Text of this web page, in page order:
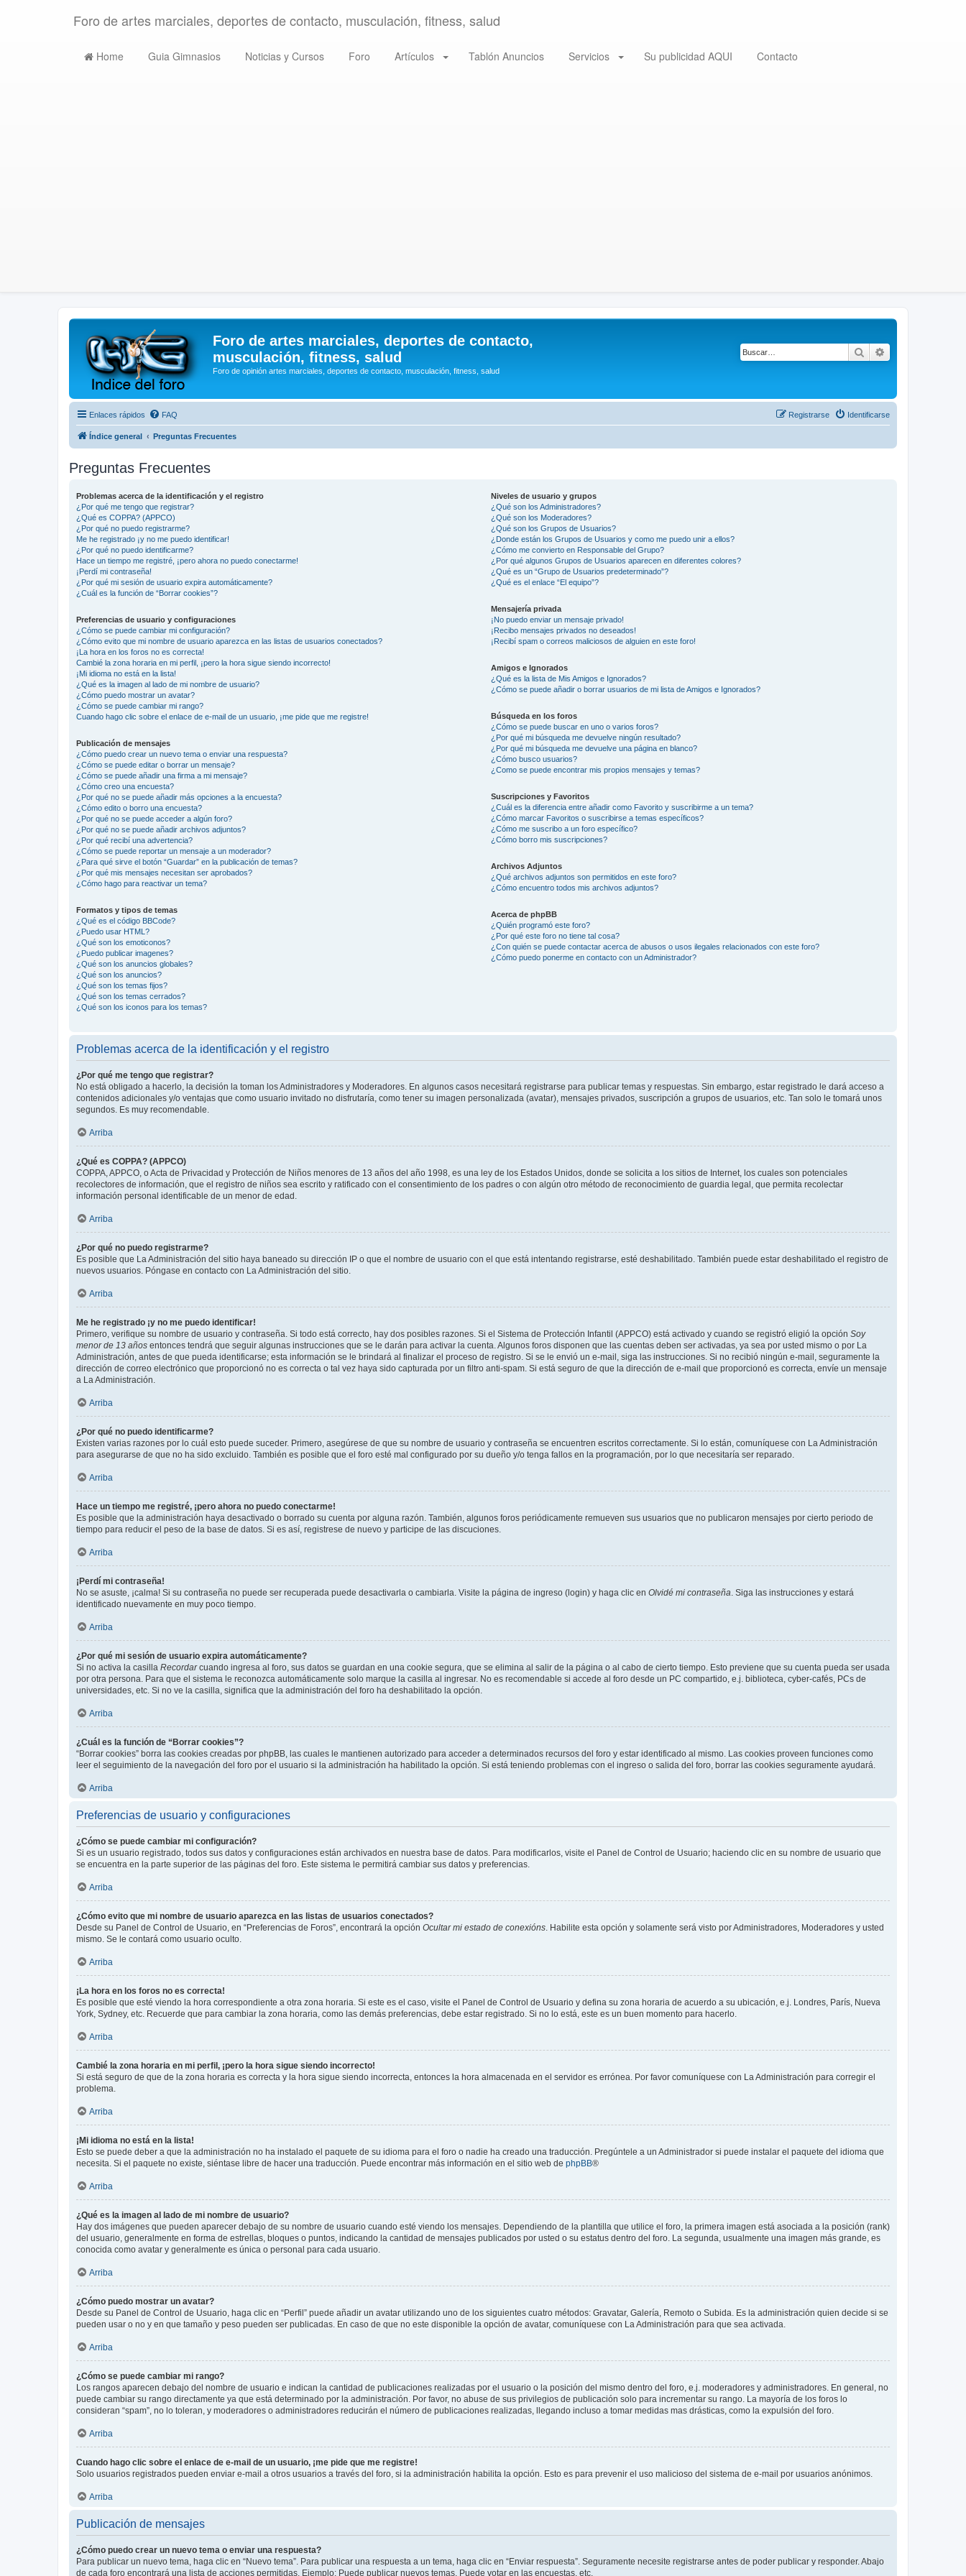
Foro de artes marciales, deportes de contacto, musculación, fitness, salud
Home Guia Gimnasios Noticias y Cursos Foro Artículos Tablón Anuncios Servicios Su publicidad AQUI Contacto
Foro de artes marciales, deportes de contacto,
musculación, fitness, salud
Foro de opinión artes marciales, deportes de contacto, musculación, fitness, salud
Buscar
Enlaces rápidos FAQ Identificarse
Registrarse
Índice general Preguntas Frecuentes
Preguntas Frecuentes
Problemas acerca de la identificación y el registro
¿Por qué me tengo que registrar?
¿Qué es COPPA? (APPCO)
¿Por qué no puedo registrarme?
Me he registrado ¡y no me puedo identificar!
¿Por qué no puedo identificarme?
Hace un tiempo me registré, ¡pero ahora no puedo conectarme!
¡Perdí mi contraseña!
¿Por qué mi sesión de usuario expira automáticamente?
¿Cuál es la función de “Borrar cookies”?
Preferencias de usuario y configuraciones
¿Cómo se puede cambiar mi configuración?
¿Cómo evito que mi nombre de usuario aparezca en las listas de usuarios conectados?
¡La hora en los foros no es correcta!
Cambié la zona horaria en mi perfil, ¡pero la hora sigue siendo incorrecto!
¡Mi idioma no está en la lista!
¿Qué es la imagen al lado de mi nombre de usuario?
¿Cómo puedo mostrar un avatar?
¿Cómo se puede cambiar mi rango?
Cuando hago clic sobre el enlace de e-mail de un usuario, ¡me pide que me registre!
Publicación de mensajes
¿Cómo puedo crear un nuevo tema o enviar una respuesta?
¿Cómo se puede editar o borrar un mensaje?
¿Cómo se puede añadir una firma a mi mensaje?
¿Cómo creo una encuesta?
¿Por qué no se puede añadir más opciones a la encuesta?
¿Cómo edito o borro una encuesta?
¿Por qué no se puede acceder a algún foro?
¿Por qué no se puede añadir archivos adjuntos?
¿Por qué recibí una advertencia?
¿Cómo se puede reportar un mensaje a un moderador?
¿Para qué sirve el botón “Guardar” en la publicación de temas?
¿Por qué mis mensajes necesitan ser aprobados?
¿Cómo hago para reactivar un tema?
Formatos y tipos de temas
¿Qué es el código BBCode?
¿Puedo usar HTML?
¿Qué son los emoticonos?
¿Puedo publicar imagenes?
¿Qué son los anuncios globales?
¿Qué son los anuncios?
¿Qué son los temas fijos?
¿Qué son los temas cerrados?
¿Qué son los iconos para los temas?
Niveles de usuario y grupos
¿Qué son los Administradores?
¿Qué son los Moderadores?
¿Qué son los Grupos de Usuarios?
¿Donde están los Grupos de Usuarios y como me puedo unir a ellos?
¿Cómo me convierto en Responsable del Grupo?
¿Por qué algunos Grupos de Usuarios aparecen en diferentes colores?
¿Qué es un “Grupo de Usuarios predeterminado”?
¿Qué es el enlace “El equipo”?
Mensajería privada
¡No puedo enviar un mensaje privado!
¡Recibo mensajes privados no deseados!
¡Recibí spam o correos maliciosos de alguien en este foro!
Amigos e Ignorados
¿Qué es la lista de Mis Amigos e Ignorados?
¿Cómo se puede añadir o borrar usuarios de mi lista de Amigos e Ignorados?
Búsqueda en los foros
¿Cómo se puede buscar en uno o varios foros?
¿Por qué mi búsqueda me devuelve ningún resultado?
¿Por qué mi búsqueda me devuelve una página en blanco?
¿Cómo busco usuarios?
¿Como se puede encontrar mis propios mensajes y temas?
Suscripciones y Favoritos
¿Cuál es la diferencia entre añadir como Favorito y suscribirme a un tema?
¿Cómo marcar Favoritos o suscribirse a temas específicos?
¿Cómo me suscribo a un foro específico?
¿Cómo borro mis suscripciones?
Archivos Adjuntos
¿Qué archivos adjuntos son permitidos en este foro?
¿Cómo encuentro todos mis archivos adjuntos?
Acerca de phpBB
¿Quién programó este foro?
¿Por qué este foro no tiene tal cosa?
¿Con quién se puede contactar acerca de abusos o usos ilegales relacionados con este foro?
¿Cómo puedo ponerme en contacto con un Administrador?
Problemas acerca de la identificación y el registro
¿Por qué me tengo que registrar?
No está obligado a hacerlo, la decisión la toman los Administradores y Moderadores. En algunos casos necesitará registrarse para publicar temas y respuestas. Sin embargo, estar registrado le dará acceso a
contenidos adicionales y/o ventajas que como usuario invitado no disfrutaría, como tener su imagen personalizada (avatar), mensajes privados, suscripción a grupos de usuarios, etc. Tan solo le tomará unos
segundos. Es muy recomendable.
Arriba
¿Qué es COPPA? (APPCO)
COPPA, APPCO, o Acta de Privacidad y Protección de Niños menores de 13 años del año 1998, es una ley de los Estados Unidos, donde se solicita a los sitios de Internet, los cuales son potenciales
recolectores de información, que el registro de niños sea escrito y ratificado con el consentimiento de los padres o con algún otro método de reconocimiento de guardia legal, que permita recolectar
información personal identificable de un menor de edad.
Arriba
¿Por qué no puedo registrarme?
Es posible que La Administración del sitio haya baneado su dirección IP o que el nombre de usuario con el que está intentando registrarse, esté deshabilitado. También puede estar deshabilitado el registro de
nuevos usuarios. Póngase en contacto con La Administración del sitio.
Arriba
Me he registrado ¡y no me puedo identificar!
Primero, verifique su nombre de usuario y contraseña. Si todo está correcto, hay dos posibles razones. Si el Sistema de Protección Infantil (APPCO) está activado y cuando se registró eligió la opción Soy
menor de 13 años entonces tendrá que seguir algunas instrucciones que se le darán para activar la cuenta. Algunos foros disponen que las cuentas deben ser activadas, ya sea por usted mismo o por La
Administración, antes de que pueda identificarse; esta información se le brindará al finalizar el proceso de registro. Si se le envió un e-mail, siga las instrucciones. Si no recibió ningún e-mail, seguramente la
dirección de correo electrónico que proporcionó no es correcta o tal vez haya sido capturada por un filtro anti-spam. Si está seguro de que la dirección de e-mail que proporcionó es correcta, envíe un mensaje
a La Administración.
Arriba
¿Por qué no puedo identificarme?
Existen varias razones por lo cuál esto puede suceder. Primero, asegúrese de que su nombre de usuario y contraseña se encuentren escritos correctamente. Si lo están, comuníquese con La Administración
para asegurarse de que no ha sido excluido. También es posible que el foro esté mal configurado por su dueño y/o tenga fallos en la programación, por lo que necesitaría ser reparado.
Arriba
Hace un tiempo me registré, ¡pero ahora no puedo conectarme!
Es posible que la administración haya desactivado o borrado su cuenta por alguna razón. También, algunos foros periódicamente remueven sus usuarios que no publicaron mensajes por cierto periodo de
tiempo para reducir el peso de la base de datos. Si es así, registrese de nuevo y participe de las discuciones.
Arriba
¡Perdí mi contraseña!
No se asuste, ¡calma! Si su contraseña no puede ser recuperada puede desactivarla o cambiarla. Visite la página de ingreso (login) y haga clic en Olvidé mi contraseña. Siga las instrucciones y estará
identificado nuevamente en muy poco tiempo.
Arriba
¿Por qué mi sesión de usuario expira automáticamente?
Si no activa la casilla Recordarcuando ingresa al foro, sus datos se guardan en una cookie segura, que se elimina al salir de la página o al cabo de cierto tiempo. Esto previene que su cuenta pueda ser usada
por otra persona. Para que el sistema le reconozca automáticamente solo marque la casilla al ingresar. No es recomendable si accede al foro desde un PC compartido, e.j. biblioteca, cyber-cafés, PCs de
universidades, etc. Si no ve la casilla, significa que la administración del foro ha deshabilitado la opción.
Arriba
¿Cuál es la función de “Borrar cookies”?
“Borrar cookies” borra las cookies creadas por phpBB, las cuales le mantienen autorizado para acceder a determinados recursos del foro y estar identificado al mismo. Las cookies proveen funciones como
leer el seguimiento de la navegación del foro por el usuario si la administración ha habilitado la opción. Si está teniendo problemas con el ingreso o salida del foro, borrar las cookies seguramente ayudará.
Arriba
Preferencias de usuario y configuraciones
¿Cómo se puede cambiar mi configuración?
Si es un usuario registrado, todos sus datos y configuraciones están archivados en nuestra base de datos. Para modificarlos, visite el Panel de Control de Usuario; haciendo clic en su nombre de usuario que
se encuentra en la parte superior de las páginas del foro. Este sistema le permitirá cambiar sus datos y preferencias.
Arriba
¿Cómo evito que mi nombre de usuario aparezca en las listas de usuarios conectados?
Desde su Panel de Control de Usuario, en “Preferencias de Foros”, encontrará la opción Ocultar mi estado de conexións. Habilite esta opción y solamente será visto por Administradores, Moderadores y usted
mismo. Se le contará como usuario oculto.
Arriba
¡La hora en los foros no es correcta!
Es posible que esté viendo la hora correspondiente a otra zona horaria. Si este es el caso, visite el Panel de Control de Usuario y defina su zona horaria de acuerdo a su ubicación, e.j. Londres, París, Nueva
York, Sydney, etc. Recuerde que para cambiar la zona horaria, como las demás preferencias, debe estar registrado. Si no lo está, este es un buen momento para hacerlo.
Arriba
Cambié la zona horaria en mi perfil, ¡pero la hora sigue siendo incorrecto!
Si está seguro de que de la zona horaria es correcta y la hora sigue siendo incorrecta, entonces la hora almacenada en el servidor es errónea. Por favor comuníquese con La Administración para corregir el
problema.
Arriba
¡Mi idioma no está en la lista!
Esto se puede deber a que la administración no ha instalado el paquete de su idioma para el foro o nadie ha creado una traducción. Pregúntele a un Administrador si puede instalar el paquete del idioma que
necesita. Si el paquete no existe, siéntase libre de hacer una traducción. Puede encontrar más información en el sitio web de phpBB®
Arriba
¿Qué es la imagen al lado de mi nombre de usuario?
Hay dos imágenes que pueden aparecer debajo de su nombre de usuario cuando esté viendo los mensajes. Dependiendo de la plantilla que utilice el foro, la primera imagen está asociada a la posición (rank)
del usuario, generalmente en forma de estrellas, bloques o puntos, indicando la cantidad de mensajes publicados por usted o su estatus dentro del foro. La segunda, usualmente una imagen más grande, es
conocida como avatar y generalmente es única o personal para cada usuario.
Arriba
¿Cómo puedo mostrar un avatar?
Desde su Panel de Control de Usuario, haga clic en “Perfil” puede añadir un avatar utilizando uno de los siguientes cuatro métodos: Gravatar, Galería, Remoto o Subida. Es la administración quien decide si se
pueden usar o no y en que tamaño y peso pueden ser publicadas. En caso de que no este disponible la opción de avatar, comuníquese con La Administración para que sea activada.
Arriba
¿Cómo se puede cambiar mi rango?
Los rangos aparecen debajo del nombre de usuario e indican la cantidad de publicaciones realizadas por el usuario o la posición del mismo dentro del foro, e.j. moderadores y administradores. En general, no
puede cambiar su rango directamente ya que está determinado por la administración. Por favor, no abuse de sus privilegios de publicación solo para incrementar su rango. La mayoría de los foros lo
consideran “spam”, no lo toleran, y moderadores o administradores reducirán el número de publicaciones realizadas, llegando incluso a tomar medidas mas drásticas, como la expulsión del foro.
Arriba
Cuando hago clic sobre el enlace de e-mail de un usuario, ¡me pide que me registre!
Solo usuarios registrados pueden enviar e-mail a otros usuarios a través del foro, si la administración habilita la opción. Esto es para prevenir el uso malicioso del sistema de e-mail por usuarios anónimos.
Arriba
Publicación de mensajes
¿Cómo puedo crear un nuevo tema o enviar una respuesta?
Para publicar un nuevo tema, haga clic en “Nuevo tema”. Para publicar una respuesta a un tema, haga clic en “Enviar respuesta”. Seguramente necesite registrarse antes de poder publicar y responder. Abajo
de cada foro encontrará una lista de acciones permitidas. Ejemplo: Puede publicar nuevos temas, Puede votar en las encuestas, etc.